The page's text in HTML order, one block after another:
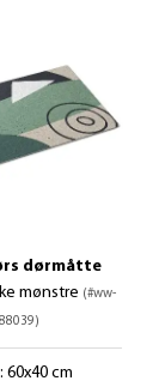
dørmåtte
mønstre (#ww-
88039)
60x40 cm